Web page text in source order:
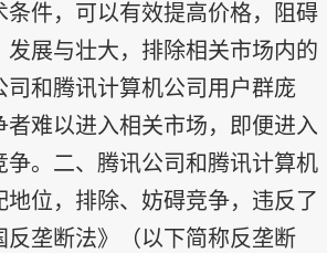
条件，可以有效提高价格，阻碍
发展与壮大，排除相关市场内的
司和腾讯计算机公司用户群庞
者难以进入相关市场，即便进入
争。二、腾讯公司和腾讯计算机
地位，排除、妨碍竞争，违反了
反垄断法》（以下简称反垄断